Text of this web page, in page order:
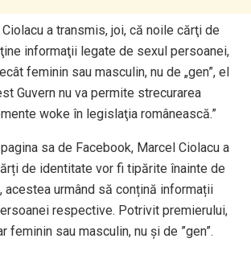
a transmis, joi, că noile cărţi de
informaţii legate de sexul persoanei,
feminin sau masculin, nu de „gen”, el
Guvern nu va permite strecurarea
woke în legislaţia românească.”
sa de Facebook, Marcel Ciolacu a
de identitate vor fi tipărite înainte de
acestea urmând să conțină informații
respective. Potrivit premierului,
feminin sau masculin, nu și de ”gen”.